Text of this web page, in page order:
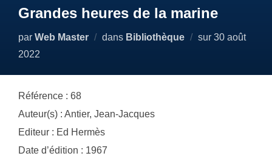
Grandes heures de la marine
par Web Master dans Bibliothèque sur Publié
30 août
2022
Référence : 68
Auteur(s) : Antier, Jean-Jacques
Editeur : Ed Hermès
Date d’édition : 1967